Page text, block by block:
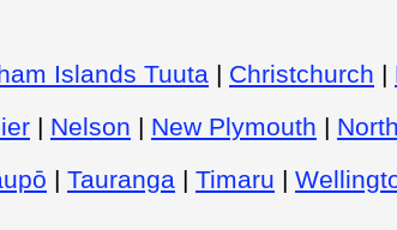
Islands Tuuta | Christchurch |
| Nelson | New Plymouth |
| Tauranga | Timaru |